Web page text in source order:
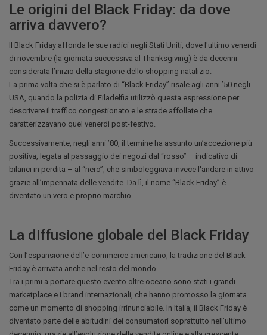
Le origini del Black Friday: da dove
arriva davvero?
Il Black Friday affonda le sue radici negli Stati Uniti, dove l'ultimo venerdì
di novembre (la giornata successiva al Thanksgiving) è da decenni
considerata l’inizio della stagione dello shopping natalizio.
La prima volta che si è parlato di “Black Friday” risale agli anni ’50 negli
USA, quando la polizia di Filadelfia utilizzò questa espressione per
descrivere il traffico congestionato e le strade affollate che
caratterizzavano quel venerdì post-festivo.
Successivamente, negli anni ’80, il termine ha assunto un’accezione più
positiva, legata al passaggio dei negozi dal “rosso” – indicativo di
bilanci in perdita – al “nero”, che simboleggiava invece l'andare in attivo
grazie all’impennata delle vendite. Da lì, il nome “Black Friday” è
diventato un vero e proprio marchio.
La diffusione globale del Black Friday
Con l’espansione dell’e-commerce americano, la tradizione del Black
Friday è arrivata anche nel resto del mondo.
Tra i primi a portare questo evento oltre oceano sono stati i grandi
marketplace e i brand internazionali, che hanno promosso la giornata
come un momento di shopping irrinunciabile. In Italia, il Black Friday è
diventato parte delle abitudini dei consumatori soprattutto nell’ultimo